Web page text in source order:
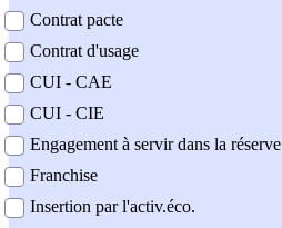
Contrat pacte
Contrat d'usage
CUI - CAE
CUI - CIE
Engagement à servir dans la réserve
Franchise
Insertion par l'activ.éco.